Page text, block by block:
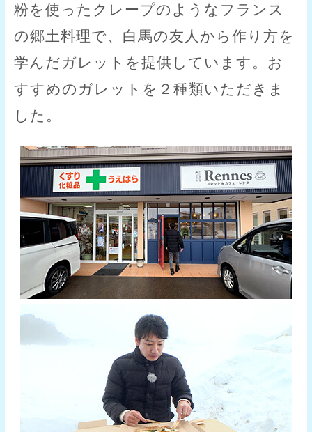
粉を使ったクレープのようなフランス
の郷土料理で、白馬の友人から作り方を
学んだガレットを提供しています。お
すすめのガレットを２種類いただきま
した。